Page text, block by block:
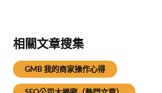
相關文章搜集
GMB 我的商家操作心得